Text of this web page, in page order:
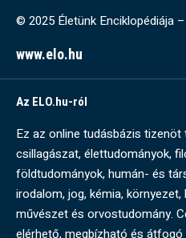
© 2025 Életünk Enciklopédiája
www.elo.hu
Az ELO.hu-ról
Ez az online tudásbázis
csillagászat, élettudományok,
földtudományok, humán- és
irodalom, jog, kémia,
művészet és orvostudomány.
elérhető, megbízható és